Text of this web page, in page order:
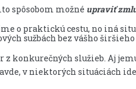
spôsobom možné upraviť
o praktickú cestu, no iná
sužbách bez vášho
konkurečných služieb. Aj
v niektorých situáciách